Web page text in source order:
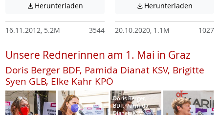
 Herunterladen Achtung: Diese Datei enthält unter
16.11.2012, 5.2M 3544
 Herunterladen
20.10.2020, 1.1M 1027
Unsere Rednerinnen am 1. Mai in Graz
Doris Berger BDF, Pamida Dianat KSV, Brigitte
Syen GLB, Elke Kahr KPÖ
Doris Berger,
BDF; Parmida
Dianat, KSV;